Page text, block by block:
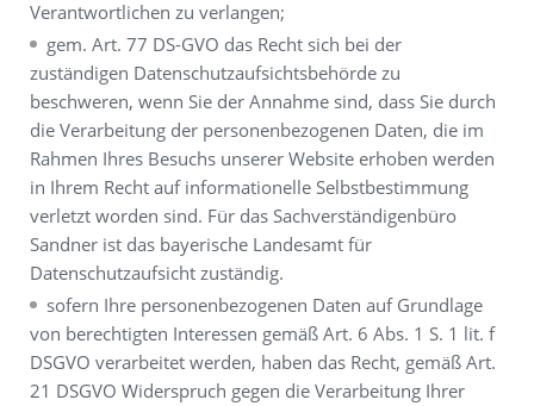
Verantwortlichen zu verlangen;
gem. Art. 77 DS-GVO das Recht sich bei der
zuständigen Datenschutzaufsichtsbehörde zu
beschweren, wenn Sie der Annahme sind, dass Sie durch
die Verarbeitung der personenbezogenen Daten, die im
Rahmen Ihres Besuchs unserer Website erhoben werden
in Ihrem Recht auf informationelle Selbstbestimmung
verletzt worden sind. Für das Sachverständigenbüro
Sandner ist das bayerische Landesamt für
Datenschutzaufsicht zuständig.
sofern Ihre personenbezogenen Daten auf Grundlage
von berechtigten Interessen gemäß Art. 6 Abs. 1 S. 1 lit. f
DSGVO verarbeitet werden, haben das Recht, gemäß Art.
21 DSGVO Widerspruch gegen die Verarbeitung Ihrer